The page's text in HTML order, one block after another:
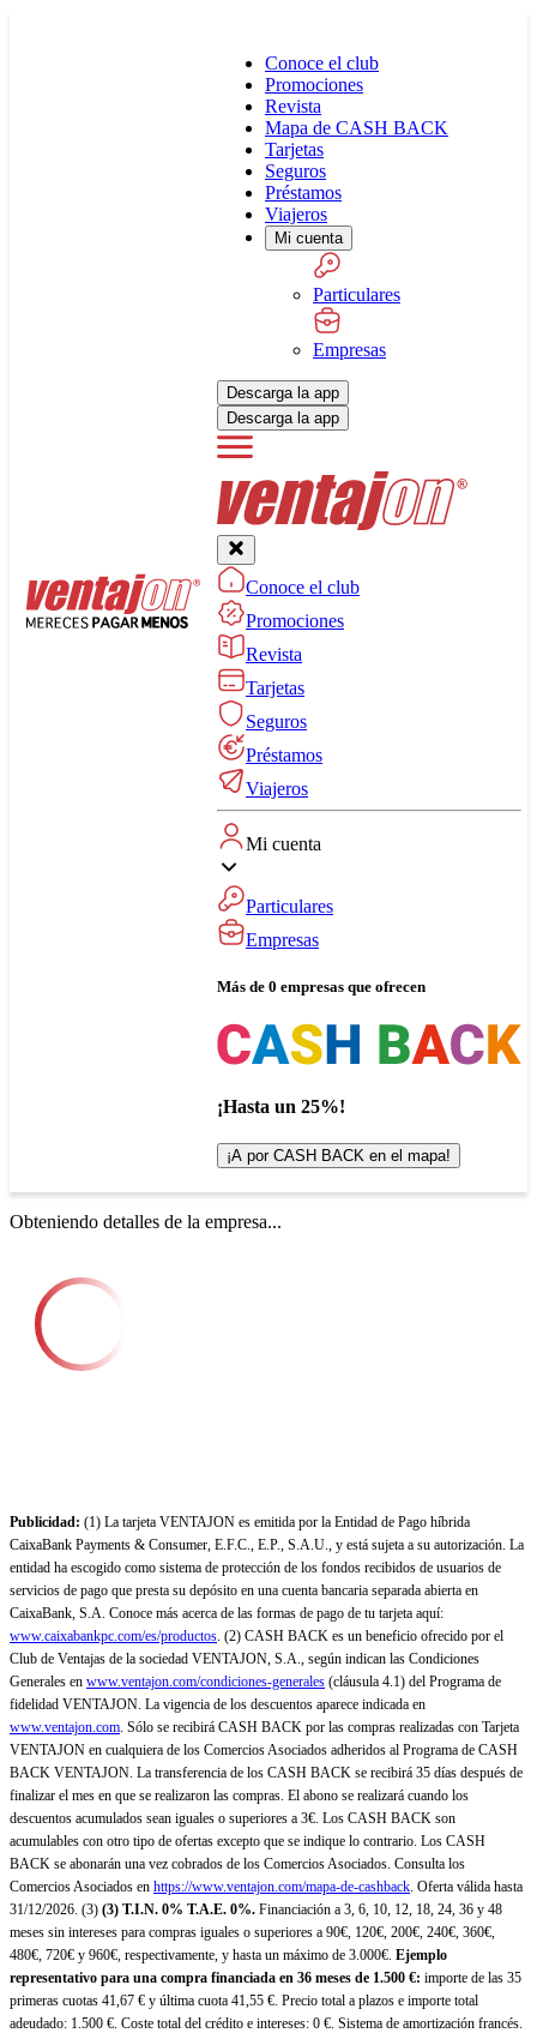
Conoce el club
Promociones
Revista
Mapa de CASH BACK
Tarjetas
Seguros
Préstamos
Viajeros
Mi cuenta
Particulares
Empresas
Descarga la app
Descarga la app
Conoce el club
Promociones
Revista
Tarjetas
Seguros
Préstamos
Viajeros
Mi cuenta
Particulares
Empresas
Más de 0 empresas que ofrecen
¡Hasta un 25%!
¡A por CASH BACK en el mapa!
Obteniendo detalles de la empresa...
Publicidad: (1) La tarjeta VENTAJON es emitida por la Entidad de Pago híbrida
CaixaBank Payments & Consumer, E.F.C., E.P., S.A.U., y está sujeta a su autorización. La
entidad ha escogido como sistema de protección de los fondos recibidos de usuarios de
servicios de pago que presta su depósito en una cuenta bancaria separada abierta en
CaixaBank, S.A. Conoce más acerca de las formas de pago de tu tarjeta aquí:
www.caixabankpc.com/es/productos. (2) CASH BACK es un beneficio ofrecido por el
Club de Ventajas de la sociedad VENTAJON, S.A., según indican las Condiciones
Generales en www.ventajon.com/condiciones-generales (cláusula 4.1) del Programa de
fidelidad VENTAJON. La vigencia de los descuentos aparece indicada en
www.ventajon.com. Sólo se recibirá CASH BACK por las compras realizadas con Tarjeta
VENTAJON en cualquiera de los Comercios Asociados adheridos al Programa de CASH
BACK VENTAJON. La transferencia de los CASH BACK se recibirá 35 días después de
finalizar el mes en que se realizaron las compras. El abono se realizará cuando los
descuentos acumulados sean iguales o superiores a 3€. Los CASH BACK son
acumulables con otro tipo de ofertas excepto que se indique lo contrario. Los CASH
BACK se abonarán una vez cobrados de los Comercios Asociados. Consulta los
Comercios Asociados en https://www.ventajon.com/mapa-de-cashback. Oferta válida hasta
31/12/2026. (3) (3) T.I.N. 0% T.A.E. 0%. Financiación a 3, 6, 10, 12, 18, 24, 36 y 48
meses sin intereses para compras iguales o superiores a 90€, 120€, 200€, 240€, 360€,
480€, 720€ y 960€, respectivamente, y hasta un máximo de 3.000€. Ejemplo
representativo para una compra financiada en 36 meses de 1.500 €: importe de las 35
primeras cuotas 41,67 € y última cuota 41,55 €. Precio total a plazos e importe total
adeudado: 1.500 €. Coste total del crédito e intereses: 0 €. Sistema de amortización francés.